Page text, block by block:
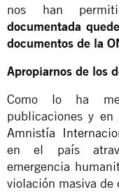
nos han
documentada
documentos de la
Apropiarnos de los
Como lo ha
publicaciones y
Amnistía
en el país
emergencia
violación masiva de